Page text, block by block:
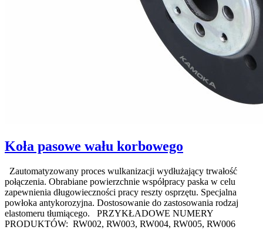
Koła pasowe wału korbowego
Zautomatyzowany proces wulkanizacji wydłużający trwałość
połączenia. Obrabiane powierzchnie współpracy paska w celu
zapewnienia długowieczności pracy reszty osprzętu. Specjalna
powłoka antykorozyjna. Dostosowanie do zastosowania rodzaj
elastomeru tłumiącego. PRZYKŁADOWE NUMERY
PRODUKTÓW: RW002, RW003, RW004, RW005, RW006